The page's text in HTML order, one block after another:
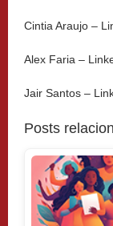
Cintia Araujo –
Alex Faria –
Jair Santos –
Posts